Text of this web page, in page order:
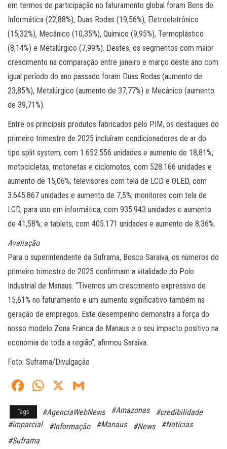
em termos de participação no faturamento global foram Bens de
Informática (22,88%), Duas Rodas (19,56%), Eletroeletrônico
(15,32%), Mecânico (10,35%), Químico (9,95%), Termoplástico
(8,14%) e Metalúrgico (7,99%). Destes, os segmentos com maior
crescimento na comparação entre janeiro e março deste ano com
igual período do ano passado foram Duas Rodas (aumento de
23,85%), Metalúrgico (aumento de 37,77%) e Mecânico (aumento
de 39,71%).
Entre os principais produtos fabricados pelo PIM, os destaques do
primeiro trimestre de 2025 incluíram condicionadores de ar do
tipo split system, com 1.652.556 unidades e aumento de 18,81%;
motocicletas, motonetas e ciclomotos, com 528.166 unidades e
aumento de 15,06%; televisores com tela de LCD e OLED, com
3.645.867 unidades e aumento de 7,5%; monitores com tela de
LCD, para uso em informática, com 935.943 unidades e aumento
de 41,58%; e tablets, com 405.171 unidades e aumento de 8,36%.
Avaliação
Para o superintendente da Suframa, Bosco Saraiva, os números do
primeiro trimestre de 2025 confirmam a vitalidade do Polo
Industrial de Manaus. “Tivemos um crescimento expressivo de
15,61% no faturamento e um aumento significativo também na
geração de empregos. Este desempenho demonstra a força do
nosso modelo Zona Franca de Manaus e o seu impacto positivo na
economia de toda a região”, afirmou Saraiva.
Foto: Suframa/Divulgação
Fa
ce
bo
ok
W
ts
A
X
ail
Tags #AgenciaWebNews #Amazonas
#credibilidade
#imparcial
#Informação #Manaus #News
#Notícias
#Suframa